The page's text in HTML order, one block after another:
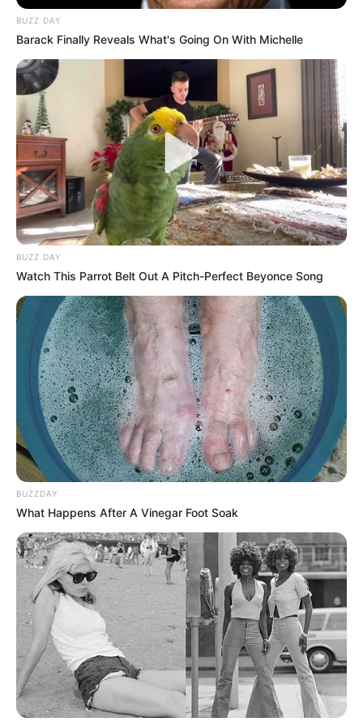
Les Meilleures cotes pour les plus grandes compétitions de
Football sont ici.
LIRE LA SUITE
BUZZ DAY
Barack Finally Reveals What's Going On With Michelle
BUZZ DAY
Watch This Parrot Belt Out A Pitch-Perfect Beyonce Song
BUZZDAY
What Happens After A Vinegar Foot Soak